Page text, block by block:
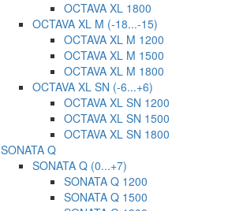
OCTAVA XL 1800
OCTAVA XL M (-18...-15)
OCTAVA XL M 1200
OCTAVA XL M 1500
OCTAVA XL M 1800
OCTAVA XL SN (-6...+6)
OCTAVA XL SN 1200
OCTAVA XL SN 1500
OCTAVA XL SN 1800
SONATA Q
SONATA Q (0...+7)
SONATA Q 1200
SONATA Q 1500